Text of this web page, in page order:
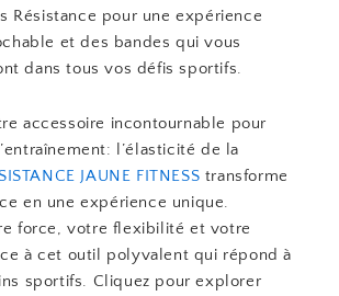
Résistance pour une expérience
et des bandes qui vous
dans tous vos défis sportifs.
accessoire incontournable pour
l’élasticité de la
JAUNE FITNESS transforme
en une expérience unique.
force, votre flexibilité et votre
à cet outil polyvalent qui répond à
sportifs. Cliquez pour explorer